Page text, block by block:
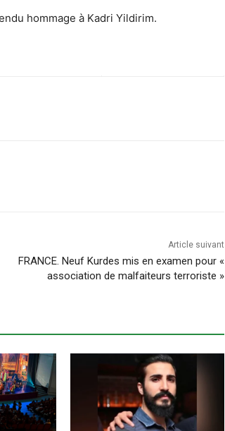
hommage à Kadri Yildirim.
Article suivant
FRANCE. Neuf Kurdes mis en examen pour «
association de malfaiteurs terroriste »